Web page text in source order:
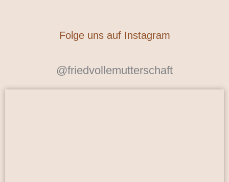
Folge uns auf Instagram
@friedvollemutterschaft